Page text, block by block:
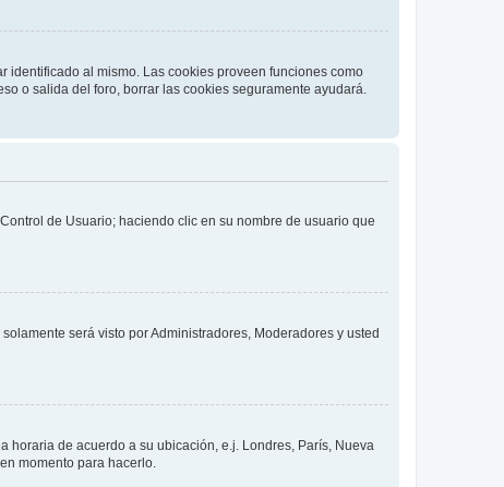
identificado al mismo. Las cookies proveen funciones como
o salida del foro, borrar las cookies seguramente ayudará.
de Usuario; haciendo clic en su nombre de usuario que
solamente será visto por Administradores, Moderadores y usted
horaria de acuerdo a su ubicación, e.j. Londres, París, Nueva
momento para hacerlo.